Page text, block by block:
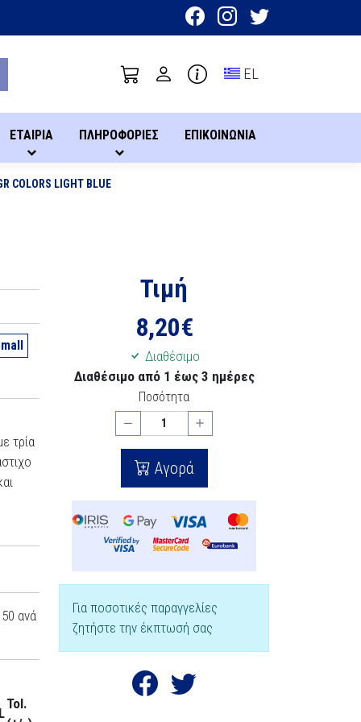
Toggle language
EL
ΕΤΑΙΡΙΑ ΠΛΗΡΟΦΟΡΙΕΣ ΕΠΙΚΟΙΝΩΝΙΑ
COLORS LIGHT BLUE
τρία
ανά
Tol.
Τιμή
8,20€
Διαθέσιμο
Διαθέσιμο από 1 έως 3 ημέρες
Ποσότητα
Αγορά
Για ποσοτικές παραγγελίες
ζητήστε την έκπτωσή σας